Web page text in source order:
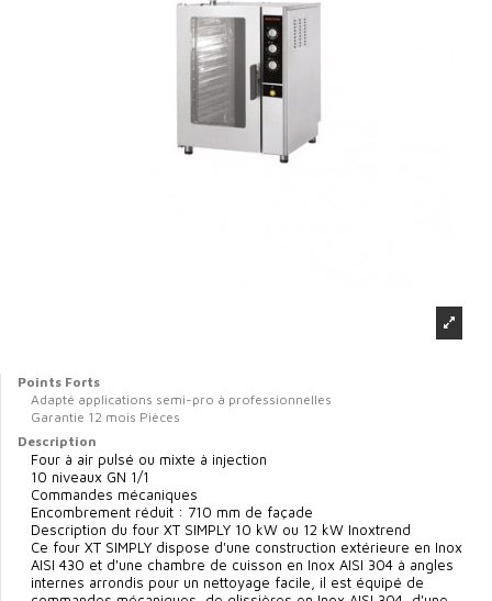
Points Forts
Adapté applications semi-pro à professionnelles
Garantie 12 mois Pièces
Description
Four à air pulsé ou mixte à injection
10 niveaux GN 1/1
Commandes mécaniques
Encombrement réduit : 710 mm de façade
Description du four XT SIMPLY 10 kW ou 12 kW Inoxtrend
Ce four XT SIMPLY dispose d'une construction extérieure en Inox
AISI 430 et d'une chambre de cuisson en Inox AISI 304 à angles
internes arrondis pour un nettoyage facile, il est équipé de